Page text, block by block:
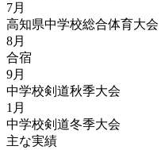
7月
高知県中学校総合体育大会
8月
合宿
9月
中学校剣道秋季大会
1月
中学校剣道冬季大会
主な実績